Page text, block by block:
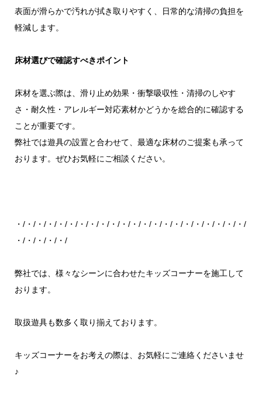
表面が滑らかで汚れが拭き取りやすく、日常的な清掃の負担を
軽減します。
床材選びで確認すべきポイント
床材を選ぶ際は、滑り止め効果・衝撃吸収性・清掃のしやす
さ・耐久性・アレルギー対応素材かどうかを総合的に確認する
ことが重要です。
弊社では遊具の設置と合わせて、最適な床材のご提案も承って
おります。ぜひお気軽にご相談ください。
・/・/・/・/・/・/・/・/・/・/・/・/・/・/・/・/・/・/・/・/・/・/
・/・/・/・/・/
弊社では、様々なシーンに合わせたキッズコーナーを施工して
おります。
取扱遊具も数多く取り揃えております。
キッズコーナーをお考えの際は、お気軽にご連絡くださいませ
♪